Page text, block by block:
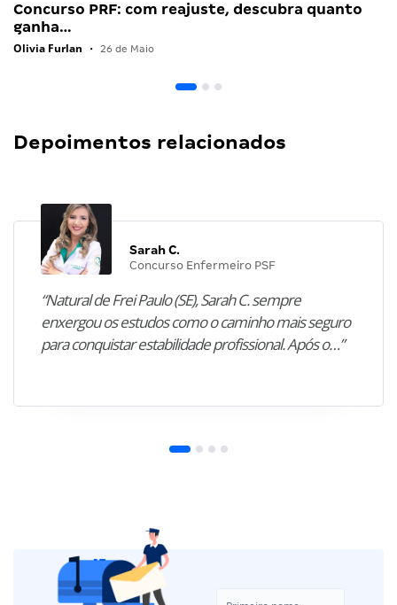
Concurso PRF: com reajuste, descubra quanto
ganha…
Olivia Furlan • 26 de Maio
Depoimentos relacionados
Sarah C.
Concurso Enfermeiro PSF
“Natural de Frei Paulo (SE), Sarah C. sempre
enxergou os estudos como o caminho mais seguro
para conquistar estabilidade profissional. Após o…”